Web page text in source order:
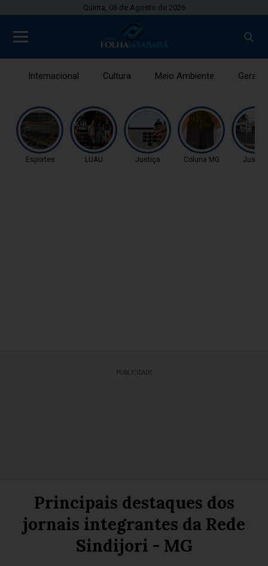
Quinta, 06 de Agosto de 2026
Internacional Cultura Meio Ambiente Gerais
Esportes LUAU Justiça Coluna MG Justiça
PUBLICIDADE
Principais destaques dos
jornais integrantes da Rede
Sindijori - MG